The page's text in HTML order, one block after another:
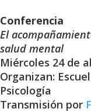
Conferencia
El
salud mental
Miércoles 24 de
Organizan:
Psicología
Transmisión por